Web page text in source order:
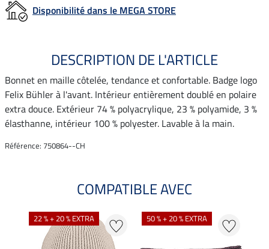
Disponibilité dans le MEGA STORE
DESCRIPTION DE L'ARTICLE
Bonnet en maille côtelée, tendance et confortable. Badge logo
Felix Bühler à l'avant. Intérieur entièrement doublé en polaire
extra douce. Extérieur 74 % polyacrylique, 23 % polyamide, 3 %
élasthanne, intérieur 100 % polyester. Lavable à la main.
Référence: 750864--CH
COMPATIBLE AVEC
22 % + 20 % EXTRA 50 % + 20 % EXTRA